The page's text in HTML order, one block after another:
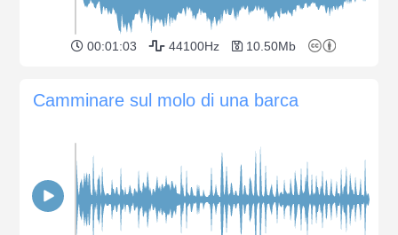
00:01:03 44100Hz 10.50Mb
Camminare sul molo di una barca